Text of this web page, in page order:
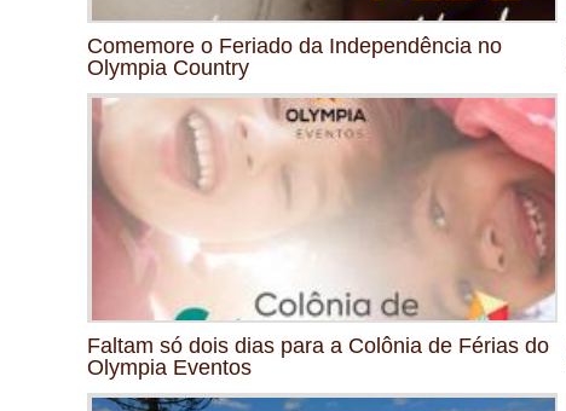
Comemore o Feriado da Independência no
Olympia Country
Faltam só dois dias para a Colônia de Férias do
Olympia Eventos